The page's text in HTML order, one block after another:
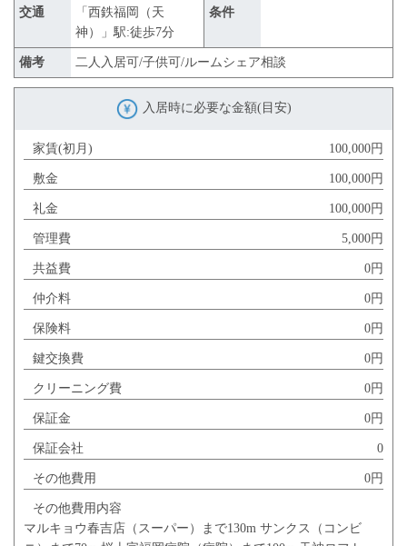
交通
「西鉄福岡（天
神）」駅:徒歩7分
条件
備考 二人入居可/子供可/ルームシェア相談
入居時に必要な金額(目安)
家賃(初月) 100,000円
敷金 100,000円
礼金 100,000円
管理費 5,000円
共益費 0円
仲介料 0円
保険料 0円
鍵交換費 0円
クリーニング費 0円
保証金 0円
保証会社 0
その他費用 0円
その他費用内容
マルキョウ春吉店（スーパー）まで130m サンクス（コンビ